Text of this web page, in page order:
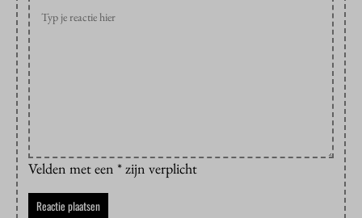
Velden met een * zijn verplicht